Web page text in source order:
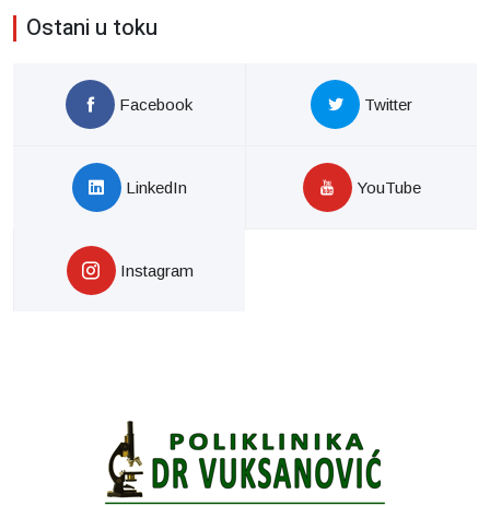
Ostani u toku
Facebook Twitter
LinkedIn YouTube
Instagram